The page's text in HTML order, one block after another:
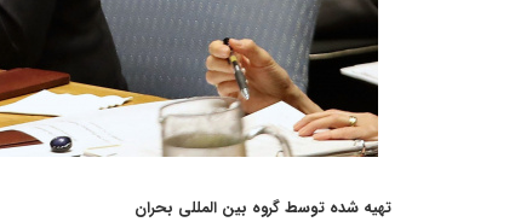
تهیه شده توسط گروه بین المللی بحران